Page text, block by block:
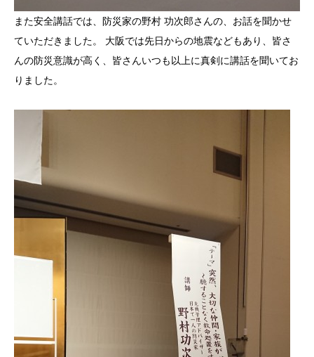
また安全講話では、防災家の野村 功次郎さんの、お話を聞かせ
ていただきました。 大阪では先日からの地震などもあり、皆さ
んの防災意識が高く、皆さんいつも以上に真剣に講話を聞いてお
りました。